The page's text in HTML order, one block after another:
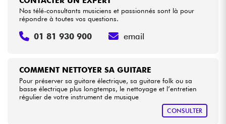
COMMENT NETTOYER SA GUITARE
Pour préserver sa guitare électrique, sa guitare folk ou sa
basse électrique plus longtemps, le nettoyage et l’entretien
régulier de votre instrument de musique
CONSULTER
Nos télé-consultants musiciens et passionnés sont là pour
répondre à toutes vos questions.
01 81 930 900 email